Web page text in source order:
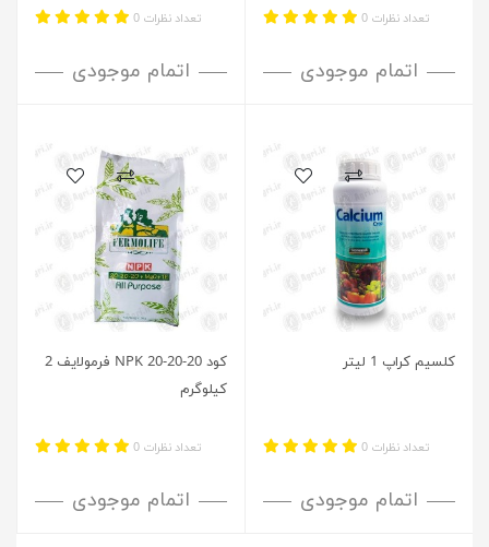
تعداد نظرات 0
اتمام موجودی
تعداد نظرات 0
اتمام موجودی
کلسیم کراپ 1 لیتر
تعداد نظرات 0
اتمام موجودی
کود NPK 20-20-20 فرمولایف 2
کیلوگرم
تعداد نظرات 0
اتمام موجودی